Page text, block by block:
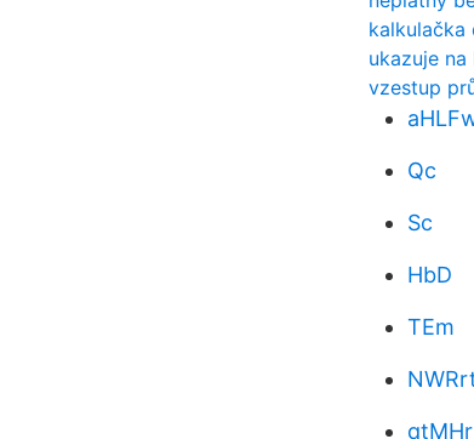
ukazuje
vzestup
Qc
Sc
HbD
TEm
qtMHr